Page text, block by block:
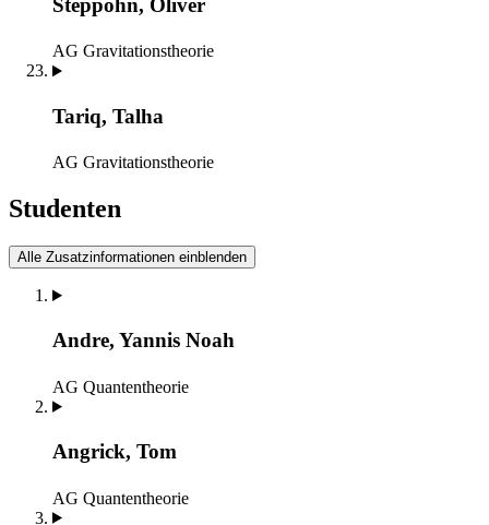
Steppohn, Oliver
AG Gravitationstheorie
Tariq, Talha
AG Gravitationstheorie
Studenten
Alle Zusatzinformationen einblenden
Andre, Yannis Noah
AG Quantentheorie
Angrick, Tom
AG Quantentheorie